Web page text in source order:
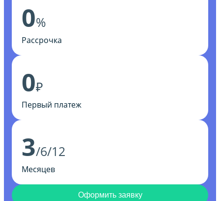
0%
Рассрочка
0₽
Первый платеж
3/6/12
Месяцев
Оформить заявку